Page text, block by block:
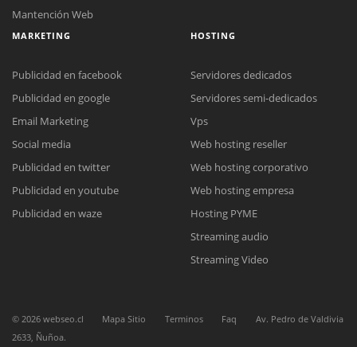
Reunión online
Nuestros ejecutivos le enviarán un correo electrónico con el enlace a
Meet para la reunión online.
Cotización
Todos nuestros ejecutivos están fuera de línea. Complete el formulario
Mantención Web
MARKETING
Publicidad en facebook
Publicidad en google
Email Marketing
Social media
Publicidad en twitter
Publicidad en youtube
Publicidad en waze
HOSTING
Servidores dedicados
Servidores semi-dedicados
Vps
Web hosting reseller
Web hosting corporativo
Web hosting empresa
Hosting PYME
Streaming audio
Streaming Video
© 2026 webseo.cl Mapa Sitio Terminos Faq
Av. Pedro de Valdivia
2633, Ñuñoa.